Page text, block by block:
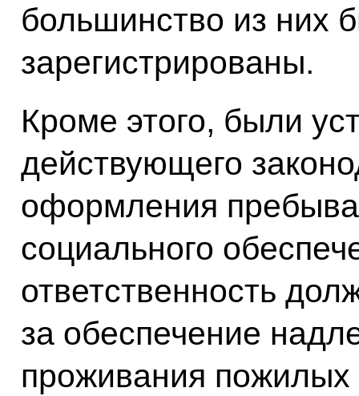
большинство из них
зарегистрированы.
Кроме этого, были
действующего
оформления
социального
ответственность
за обеспечение
проживания